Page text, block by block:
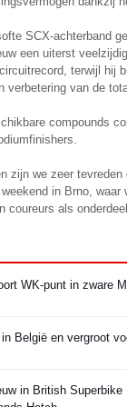
SCX-achterband
een uiterst
terwijl hij
verbetering van de
compounds
zijn we zeer
in Brno,
coureurs als
WK-punt in zware
België en vergroot
in British Superbike